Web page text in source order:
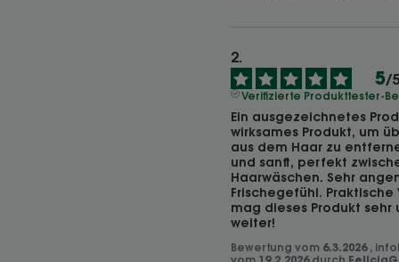
5/5
Verifizierte Produkttester-
Ein ausgezeichnetes
wirksames Produkt, um
aus dem Haar zu
und sanft, perfekt
Haarwäschen. Sehr
Frischegefühl. Praktische
mag dieses Produkt
weiter!
Bewertung vom 6.3.2026 ,